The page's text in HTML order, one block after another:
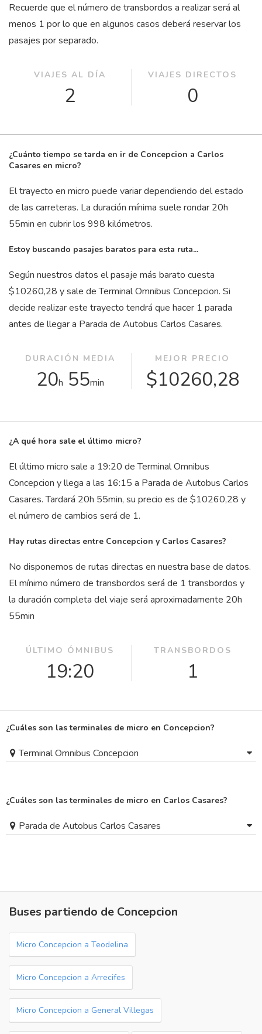
Recuerde que el número de transbordos a realizar será al
menos 1 por lo que en algunos casos deberá reservar los
pasajes por separado.
VIAJES AL DÍA
2
VIAJES DIRECTOS
0
¿Cuánto tiempo se tarda en ir de Concepcion a Carlos
Casares en micro?
El trayecto en micro puede variar dependiendo del estado
de las carreteras. La duración mínima suele rondar 20h
55min en cubrir los 998 kilómetros.
Estoy buscando pasajes baratos para esta ruta...
Según nuestros datos el pasaje más barato cuesta
$10260,28 y sale de Terminal Omnibus Concepcion. Si
decide realizar este trayecto tendrá que hacer 1 parada
antes de llegar a Parada de Autobus Carlos Casares.
DURACIÓN MEDIA
20h 55min
MEJOR PRECIO
$10260,28
¿A qué hora sale el último micro?
El último micro sale a 19:20 de Terminal Omnibus
Concepcion y llega a las 16:15 a Parada de Autobus Carlos
Casares. Tardará 20h 55min, su precio es de $10260,28 y
el número de cambios será de 1.
Hay rutas directas entre Concepcion y Carlos Casares?
No disponemos de rutas directas en nuestra base de datos.
El mínimo número de transbordos será de 1 transbordos y
la duración completa del viaje será aproximadamente 20h
55min
ÚLTIMO ÓMNIBUS
19:20
TRANSBORDOS
1
¿Cuáles son las terminales de micro en Concepcion?
Terminal Omnibus Concepcion
¿Cuáles son las terminales de micro en Carlos Casares?
Parada de Autobus Carlos Casares
Buses partiendo de Concepcion
Micro Concepcion a Teodelina
Micro Concepcion a Arrecifes
Micro Concepcion a General Villegas